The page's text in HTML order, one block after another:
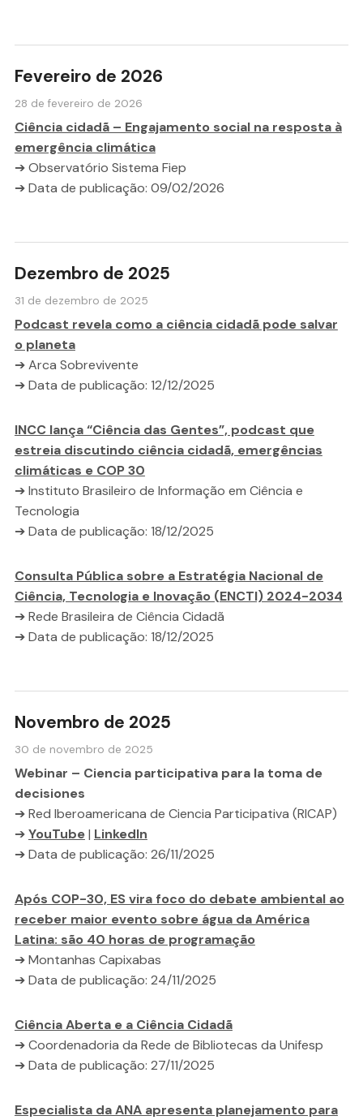
Fevereiro de 2026
28 de fevereiro de 2026
Ciência cidadã – Engajamento social na resposta à
emergência climática
➔ Observatório Sistema Fiep
➔ Data de publicação: 09/02/2026
Dezembro de 2025
31 de dezembro de 2025
Podcast revela como a ciência cidadã pode salvar
o planeta
➔ Arca Sobrevivente
➔ Data de publicação: 12/12/2025
INCC lança “Ciência das Gentes”, podcast que
estreia discutindo ciência cidadã, emergências
climáticas e COP 30
➔ Instituto Brasileiro de Informação em Ciência e
Tecnologia
➔ Data de publicação: 18/12/2025
Consulta Pública sobre a Estratégia Nacional de
Ciência, Tecnologia e Inovação (ENCTI) 2024-2034
➔ Rede Brasileira de Ciência Cidadã
➔ Data de publicação: 18/12/2025
Novembro de 2025
30 de novembro de 2025
Webinar – Ciencia participativa para la toma de
decisiones
➔ Red Iberoamericana de Ciencia Participativa (RICAP)
➔YouTube| LinkedIn
➔ Data de publicação: 26/11/2025
Após COP-30, ES vira foco do debate ambiental ao
receber maior evento sobre água da América
Latina: são 40 horas de programação
➔ Montanhas Capixabas
➔ Data de publicação: 24/11/2025
Ciência Aberta e a Ciência Cidadã
➔ Coordenadoria da Rede de Bibliotecas da Unifesp
➔ Data de publicação: 27/11/2025
Especialista da ANA apresenta planejamento para